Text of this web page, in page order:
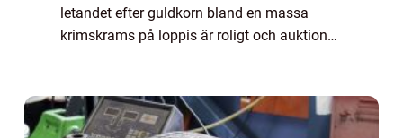
letandet efter guldkorn bland en massa
krimskrams på loppis är roligt och auktioner